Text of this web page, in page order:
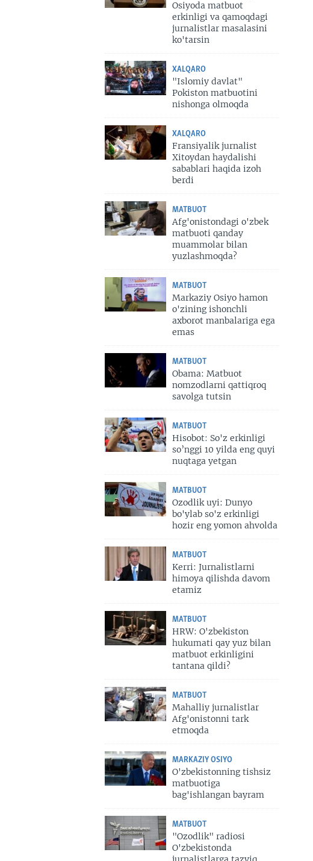
Osiyoda matbuot
erkinligi va qamoqdagi
jurnalistlar masalasini
ko'tarsin
XALQARO
"Islomiy davlat"
Pokiston matbuotini
nishonga olmoqda
XALQARO
Fransiyalik jurnalist
Xitoydan haydalishi
sabablari haqida izoh
berdi
MATBUOT
Afg'onistondagi o'zbek
matbuoti qanday
muammolar bilan
yuzlashmoqda?
MATBUOT
Markaziy Osiyo hamon
o'zining ishonchli
axborot manbalariga ega
emas
MATBUOT
Obama: Matbuot
nomzodlarni qattiqroq
savolga tutsin
MATBUOT
Hisobot: So'z erkinligi
so’nggi 10 yilda eng quyi
nuqtaga yetgan
MATBUOT
Ozodlik uyi: Dunyo
bo'ylab so'z erkinligi
hozir eng yomon ahvolda
MATBUOT
Kerri: Jurnalistlarni
himoya qilishda davom
etamiz
MATBUOT
HRW: O'zbekiston
hukumati qay yuz bilan
matbuot erkinligini
tantana qildi?
MATBUOT
Mahalliy jurnalistlar
Afg'onistonni tark
etmoqda
MARKAZIY OSIYO
O'zbekistonning tishsiz
matbuotiga
bag'ishlangan bayram
MATBUOT
"Ozodlik" radiosi
O'zbekistonda